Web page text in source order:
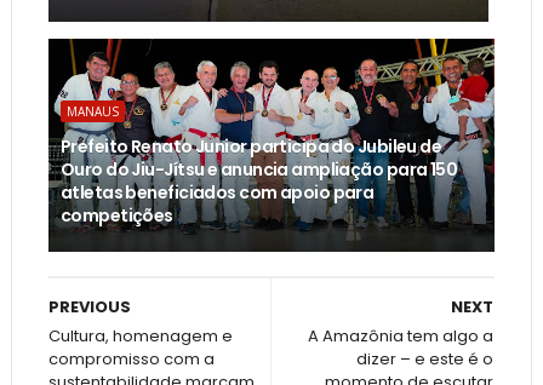
MANAUS
Prefeito Renato Junior participa do Jubileu de
Ouro do Jiu-Jítsu e anuncia ampliação para 150
atletas beneficiados com apoio para
competições
NEXT
A Amazônia tem algo a
dizer – e este é o
PREVIOUS
Cultura, homenagem e
compromisso com a